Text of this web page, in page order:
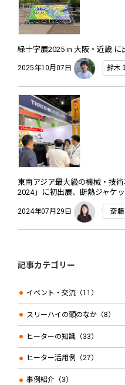
緑十字展2025 in 大阪・近畿 に
2025年10月07日 鈴木
東南アジア最大級の機械・技
2024」に初出展、断熱ジャケ
2024年07月29日 斎
記事カテゴリー
イベント・交流（11）
スリーハイの頭のなか（8）
ヒーターの知識（33）
ヒーター活用例（27）
事例紹介（3）